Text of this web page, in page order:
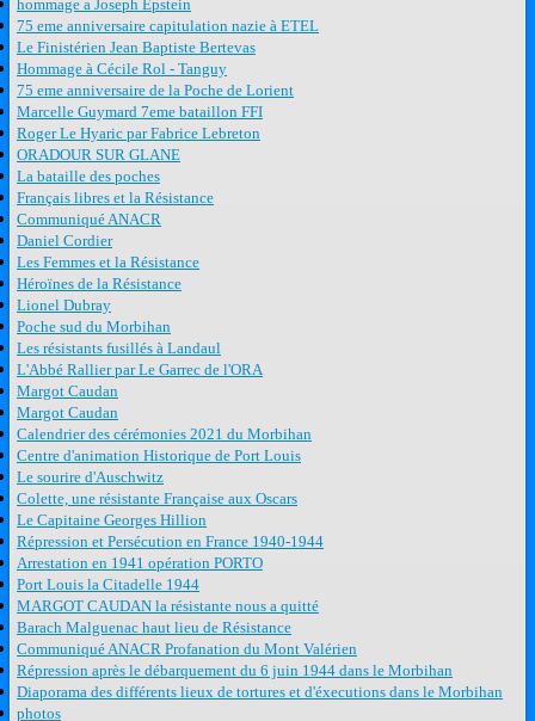
hommage a Joseph Epstein
75 eme anniversaire capitulation nazie à ETEL
Le Finistérien Jean Baptiste Bertevas
Hommage à Cécile Rol - Tanguy
75 eme anniversaire de la Poche de Lorient
Marcelle Guymard 7eme bataillon FFI
Roger Le Hyaric par Fabrice Lebreton
ORADOUR SUR GLANE
La bataille des poches
Français libres et la Résistance
Communiqué ANACR
Daniel Cordier
Les Femmes et la Résistance
Héroïnes de la Résistance
Lionel Dubray
Poche sud du Morbihan
Les résistants fusillés à Landaul
L'Abbé Rallier par Le Garrec de l'ORA
Margot Caudan
Margot Caudan
Calendrier des cérémonies 2021 du Morbihan
Centre d'animation Historique de Port Louis
Le sourire d'Auschwitz
Colette, une résistante Française aux Oscars
Le Capitaine Georges Hillion
Répression et Persécution en France 1940-1944
Arrestation en 1941 opération PORTO
Port Louis la Citadelle 1944
MARGOT CAUDAN la résistante nous a quitté
Barach Malguenac haut lieu de Résistance
Communiqué ANACR Profanation du Mont Valérien
Répression après le débarquement du 6 juin 1944 dans le Morbihan
Diaporama des différents lieux de tortures et d'éxecutions dans le Morbihan
photos